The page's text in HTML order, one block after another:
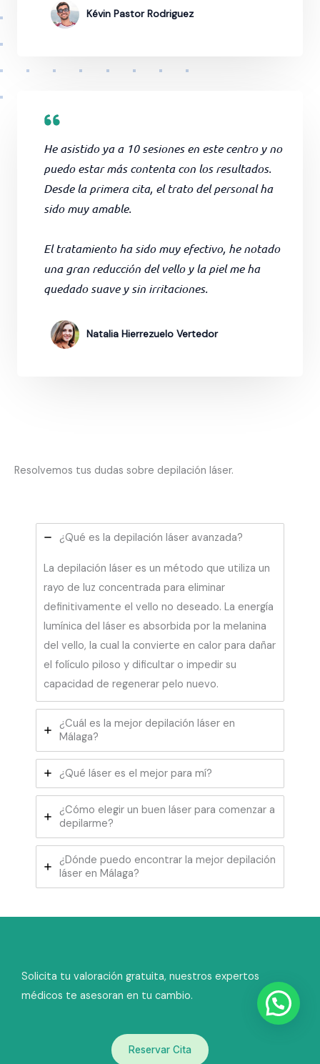
Kévin Pastor Rodriguez
He asistido ya a 10 sesiones en este centro y no
puedo estar más contenta con los resultados.
Desde la primera cita, el trato del personal ha
sido muy amable.
El tratamiento ha sido muy efectivo, he notado
una gran reducción del vello y la piel me ha
quedado suave y sin irritaciones.
Natalia Hierrezuelo Vertedor
Resolvemos tus dudas sobre depilación láser.
¿Qué es la depilación láser avanzada?
La depilación láser es un método que utiliza un
rayo de luz concentrada para eliminar
definitivamente el vello no deseado. La energía
lumínica del láser es absorbida por la melanina
del vello, la cual la convierte en calor para dañar
el folículo piloso y dificultar o impedir su
capacidad de regenerar pelo nuevo.
¿Cuál es la mejor depilación láser en
Málaga?
¿Qué láser es el mejor para mí?
¿Cómo elegir un buen láser para comenzar a
depilarme?
¿Dónde puedo encontrar la mejor depilación
láser en Málaga?
Solicita tu valoración gratuita, nuestros expertos
médicos te asesoran en tu cambio.
Reservar Cita